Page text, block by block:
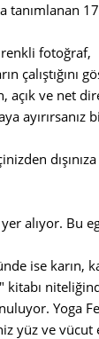
fotoğraf,
açık ve net
alıyor. Bu
ise
kitabı
Yoga
yüz ve